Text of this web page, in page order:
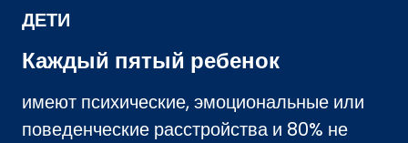
ДЕТИ
Каждый пятый ребенок
имеют психические, эмоциональные или
поведенческие расстройства и 80% не